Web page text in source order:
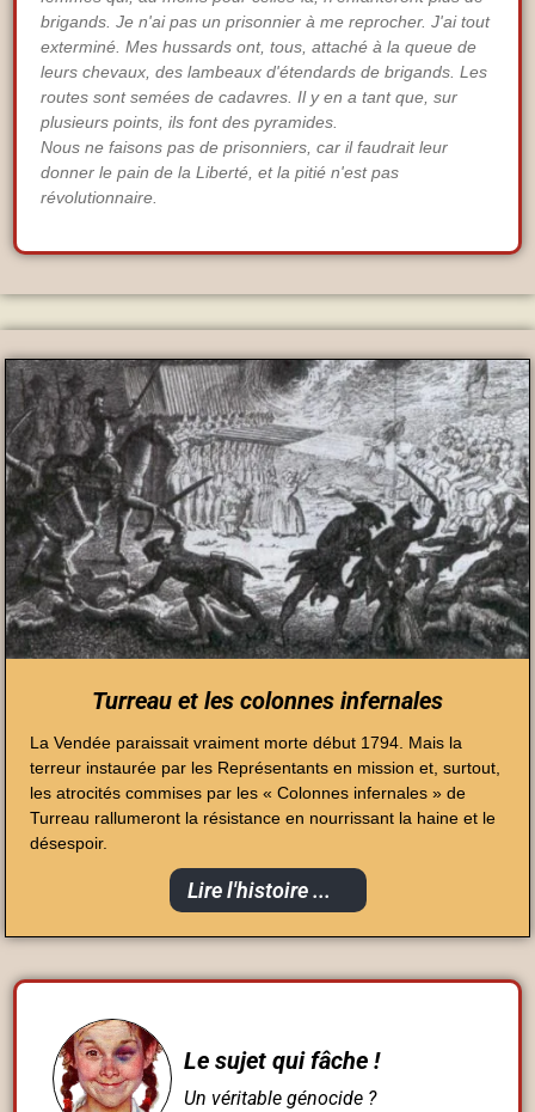
brigands. Je n'ai pas un prisonnier à me reprocher. J'ai tout
exterminé. Mes hussards ont, tous, attaché à la queue de
leurs chevaux, des lambeaux d'étendards de brigands. Les
routes sont semées de cadavres. Il y en a tant que, sur
plusieurs points, ils font des pyramides.
Nous ne faisons pas de prisonniers, car il faudrait leur
donner le pain de la Liberté, et la pitié n'est pas
révolutionnaire.
Turreau et les colonnes infernales
La Vendée paraissait vraiment morte début 1794. Mais la
terreur instaurée par les Représentants en mission et, surtout,
les atrocités commises par les « Colonnes infernales » de
Turreau rallumeront la résistance en nourrissant la haine et le
désespoir.
Lire l'histoire ...
Le sujet qui fâche !
Un véritable génocide ?